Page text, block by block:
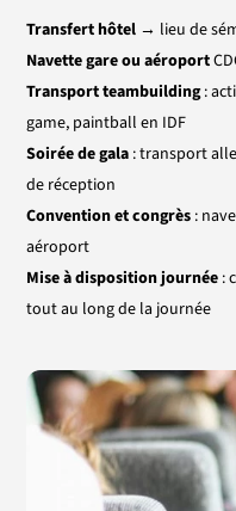
Transfert hôtel → lieu de
Navette gare ou aéroport
Transport teambuilding:
game, paintball en IDF
Soirée de gala : transport
de réception
Convention et congrès :
aéroport
Mise à disposition journée :
tout au long de la journée